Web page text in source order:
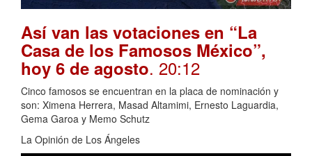
Así van las votaciones en “La
Casa de los Famosos México”,
hoy 6 de agosto. 20:12
Cinco famosos se encuentran en la placa de nominación y
son: Ximena Herrera, Masad Altamimi, Ernesto Laguardia,
Gema Garoa y Memo Schutz
La Opinión de Los Ángeles